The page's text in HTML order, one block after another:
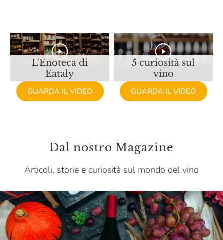
Castello Monsanto
Castello Di Ama
Castello Di Lispida
Celestina Fè
Ceraudo
Certosa Di Belriguardo
Chardonnet & Fils
Chateau De Roquefort
L'Enoteca di
Eataly
GUARDA IL VIDEO
5 curiosità sul
vino
GUARDA IL VIDEO
Dal nostro Magazine
Articoli, storie e curiosità sul mondo del vino